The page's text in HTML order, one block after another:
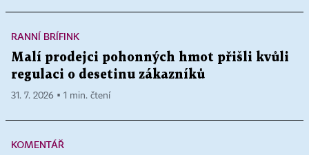
RANNÍ BRÍFINK
Malí prodejci pohonných hmot přišli kvůli
regulaci o desetinu zákazníků
31. 7. 2026 ▪ 1 min. čtení
KOMENTÁŘ